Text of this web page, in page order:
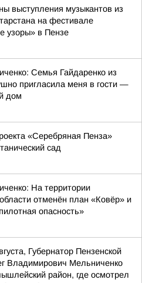
выступления музыкантов из
на фестивале
узоры» в Пензе
Семья Гайдаренко из
пригласила меня в гости —
дом
«Серебряная Пенза»
сад
На территории
отменён план «Ковёр» и
опасность»
Губернатор Пензенской
Владимирович Мельниченко
район, где осмотрел